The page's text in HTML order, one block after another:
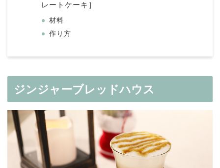
レートケーキ］
材料
作り方
ジンジャーブレッドハウス